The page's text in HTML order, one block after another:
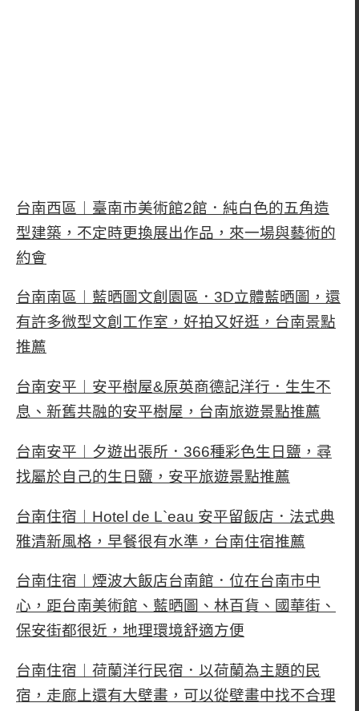
台南西區︱臺南市美術館2館．純白色的五角造
型建築，不定時更換展出作品，來一場與藝術的
約會
台南南區︱藍晒圖文創園區．3D立體藍晒圖，還
有許多微型文創工作室，好拍又好逛，台南景點
推薦
台南安平︱安平樹屋&原英商德記洋行．生生不
息、新舊共融的安平樹屋，台南旅遊景點推薦
台南安平︱夕遊出張所．366種彩色生日鹽，尋
找屬於自己的生日鹽，安平旅遊景點推薦
台南住宿︱Hotel de L`eau 安平留飯店．法式典
雅清新風格，早餐很有水準，台南住宿推薦
台南住宿︱煙波大飯店台南館．位在台南市中
心，距台南美術館、藍晒圖、林百貨、國華街、
保安街都很近，地理環境舒適方便
台南住宿︱荷蘭洋行民宿．以荷蘭為主題的民
宿，走廊上還有大壁畫，可以從壁畫中找不合理